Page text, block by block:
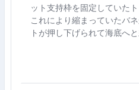
ット支持枠を固定していた
これにより縮まっていたバ
トが押し下げられて海底へ